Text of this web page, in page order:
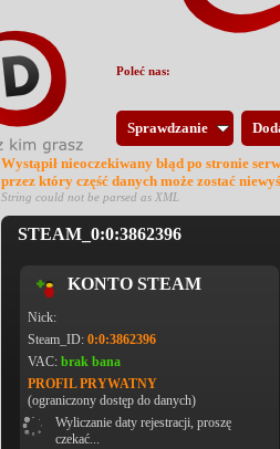
Sprawdzanie
Wystąpił nieoczekiwany błąd po stronie
przez który część danych może zostać
String could not be parsed as XML
STEAM_0:0:3862396
KONTO STEAM
Nick:
Steam_ID: 0:0:3862396
VAC: brak bana
PROFIL PRYWATNY
(ograniczony dostęp do danych)
Wyliczanie daty rejestracji, proszę
czekać...
Poleć nas: